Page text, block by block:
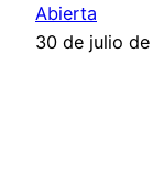
Abierta
30 de julio